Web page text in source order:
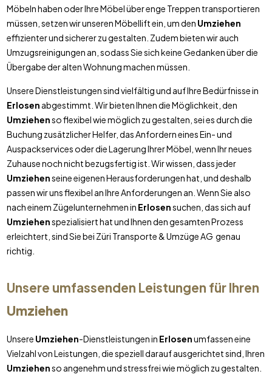
Möbeln haben oder Ihre Möbel über enge Treppen transportieren
müssen, setzen wir unseren Möbellift ein, um den Umziehen
effizienter und sicherer zu gestalten. Zudem bieten wir auch
Umzugsreinigungen an, sodass Sie sich keine Gedanken über die
Übergabe der alten Wohnung machen müssen.
Unsere Dienstleistungen sind vielfältig und auf Ihre Bedürfnisse in
Erlosen abgestimmt. Wir bieten Ihnen die Möglichkeit, den
Umziehenso flexibel wie möglich zu gestalten, sei es durch die
Buchung zusätzlicher Helfer, das Anfordern eines Ein- und
Auspackservices oder die Lagerung Ihrer Möbel, wenn Ihr neues
Zuhause noch nicht bezugsfertig ist. Wir wissen, dass jeder
Umziehenseine eigenen Herausforderungen hat, und deshalb
passen wir uns flexibel an Ihre Anforderungen an. Wenn Sie also
nach einem Zügelunternehmen in Erlosensuchen, das sich auf
Umziehenspezialisiert hat und Ihnen den gesamten Prozess
erleichtert, sind Sie bei Züri Transporte & Umzüge AG genau
richtig.
Unsere umfassenden Leistungen für Ihren
Umziehen
Unsere Umziehen-Dienstleistungen in Erlosenumfassen eine
Vielzahl von Leistungen, die speziell darauf ausgerichtet sind, Ihren
Umziehenso angenehm und stressfrei wie möglich zu gestalten.